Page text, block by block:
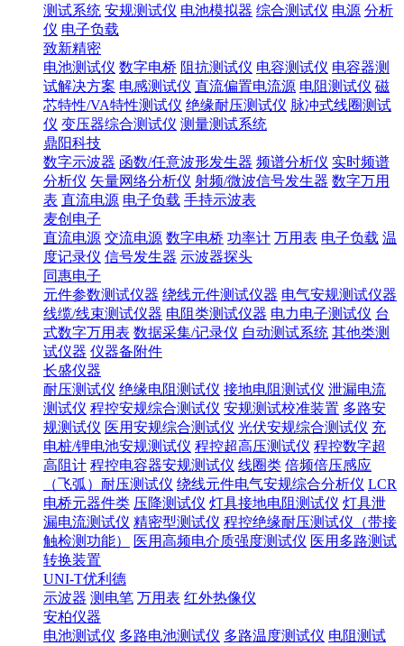
测试系统 安规测试仪 电池模拟器 综合测试仪 电源 分析
仪 电子负载
致新精密
电池测试仪 数字电桥 阻抗测试仪 电容测试仪 电容器测
试解决方案 电感测试仪 直流偏置电流源 电阻测试仪 磁
芯特性/VA特性测试仪 绝缘耐压测试仪 脉冲式线圈测试
仪 变压器综合测试仪 测量测试系统
鼎阳科技
数字示波器 函数/任意波形发生器 频谱分析仪 实时频谱
分析仪 矢量网络分析仪 射频/微波信号发生器 数字万用
表 直流电源 电子负载 手持示波表
麦创电子
直流电源 交流电源 数字电桥 功率计 万用表 电子负载 温
度记录仪 信号发生器 示波器探头
同惠电子
元件参数测试仪器 绕线元件测试仪器 电气安规测试仪器
线缆/线束测试仪器 电阻类测试仪器 电力电子测试仪 台
式数字万用表 数据采集/记录仪 自动测试系统 其他类测
试仪器 仪器备附件
长盛仪器
耐压测试仪 绝缘电阻测试仪 接地电阻测试仪 泄漏电流
测试仪 程控安规综合测试仪 安规测试校准装置 多路安
规测试仪 医用安规综合测试仪 光伏安规综合测试仪 充
电桩/锂电池安规测试仪 程控超高压测试仪 程控数字超
高阻计 程控电容器安规测试仪 线圈类 倍频倍压感应
（飞弧）耐压测试仪 绕线元件电气安规综合分析仪 LCR
电桥元器件类 压降测试仪 灯具接地电阻测试仪 灯具泄
漏电流测试仪 精密型测试仪 程控绝缘耐压测试仪（带接
触检测功能）
医用高频电介质强度测试仪 医用多路测试
转换装置
UNI-T优利德
示波器 测电笔 万用表 红外热像仪
安柏仪器
电池测试仪 多路电池测试仪 多路温度测试仪 电阻测试